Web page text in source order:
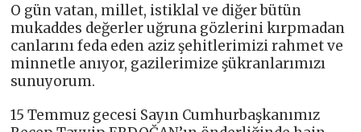
O gün vatan, millet, istiklal ve diğer bütün
mukaddes değerler uğruna gözlerini kırpmadan
canlarını feda eden aziz şehitlerimizi rahmet ve
minnetle anıyor, gazilerimize şükranlarımızı
sunuyorum.
15 Temmuz gecesi Sayın Cumhurbaşkanımız